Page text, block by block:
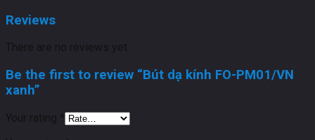
Reviews
There are no reviews yet.
Be the first to review “Bút dạ kính FO-PM01/VN
xanh”
Your rating *